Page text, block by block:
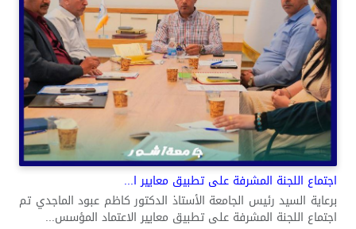
اجتماع اللجنة المشرفة على تطبيق معايير ا...
برعاية السيد رئيس الجامعة الأستاذ الدكتور كاظم عبود الماجدي تم
اجتماع اللجنة المشرفة على تطبيق معايير الاعتماد المؤسس...